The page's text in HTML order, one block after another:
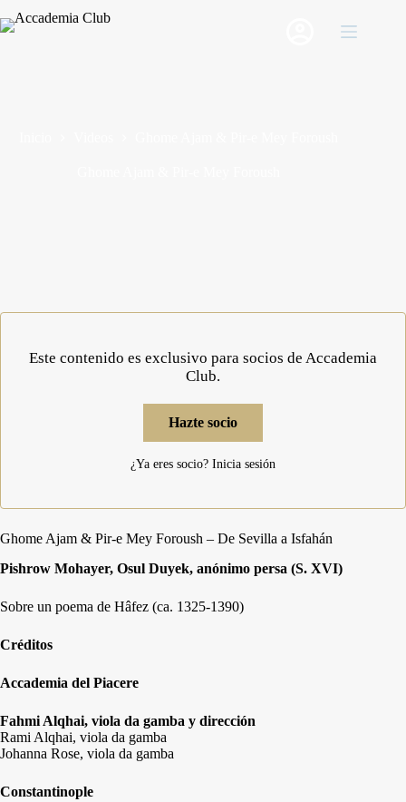
al
Este contenido es exclusivo para socios de Accademia
Club.
Hazte socio
¿Ya eres socio? Inicia sesión
Ghome Ajam & Pir-e Mey Foroush – De Sevilla a Isfahán
Pishrow Mohayer, Osul Duyek, anónimo persa (S. XVI)
Sobre un poema de Hâfez (ca. 1325-1390)
Créditos
Accademia del Piacere
Fahmi Alqhai, viola da gamba y dirección
Rami Alqhai, viola da gamba
Johanna Rose, viola da gamba
Constantinople